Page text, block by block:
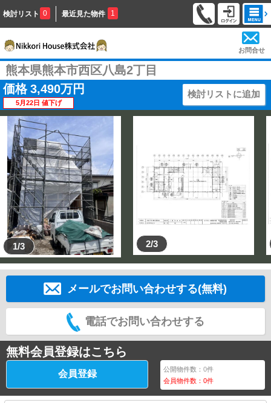
検討リスト 0 最近見た物件 1
お問合せ
熊本県熊本市西区八島2丁目
価格 3,490万円
5月22日 値下げ
検討リストに追加
1/3 2/3
メールでお問い合わせする(無料)
電話でお問い合わせする
無料会員登録はこちら
会員登録 公開物件数：0件
会員物件数：0件